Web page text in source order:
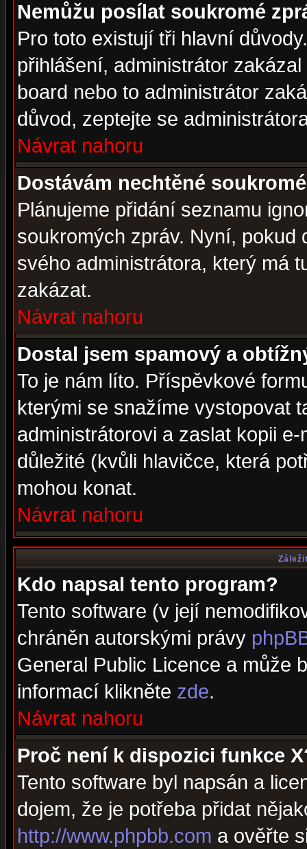
Nemůžu posílat soukromé
Pro toto existují tři hlavní
přihlášení, administrátor
board nebo to administrátor
důvod, zeptejte se
Návrat nahoru
Dostávám nechtěné
Plánujeme přidání seznamu
soukromých zpráv. Nyní, pokud
svého administrátora, který má
zakázat.
Návrat nahoru
Dostal jsem spamový a
To je nám líto. Příspěvkové
kterými se snažíme vystopovat
administrátorovi a zaslat kopii
důležité (kvůli hlavičce, která
mohou konat.
Návrat nahoru
Kdo napsal tento program?
Tento software (v její
chráněn autorskými právy
General Public Licence a může
informací klikněte zde.
Návrat nahoru
Proč není k dispozici funkce
Tento software byl napsán a
dojem, že je potřeba přidat
http://www.phpbb.com a ověřte